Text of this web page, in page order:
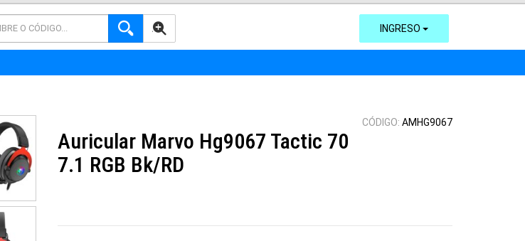
AVANZADA INGRESO
CÓDIGO: AMHG9067
Auricular Marvo Hg9067 Tactic 70
7.1 RGB Bk/RD